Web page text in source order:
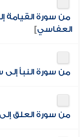
من سورة القيامة
العفاسي]
من سورة النبأ إلى
من سورة العلق إلى